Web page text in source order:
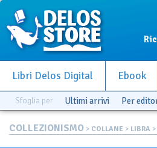
Libri Delos Digital Ebook
Sfoglia per Ultimi arrivi Per
COLLEZIONISMO > COLLANE > LIBRA